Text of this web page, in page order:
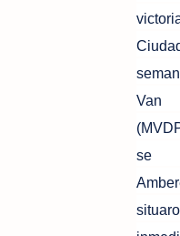
Van
se